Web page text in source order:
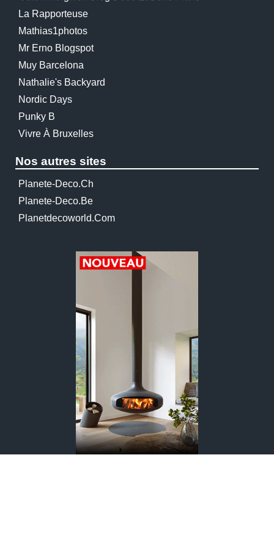
La Rapporteuse
Mathias1photos
Mr Erno Blogspot
Muy Barcelona
Nathalie's Backyard
Nordic Days
Punky B
Vivre À Bruxelles
Nos autres sites
Planete-Deco.ch
Planete-Deco.be
Planetdecoworld.com